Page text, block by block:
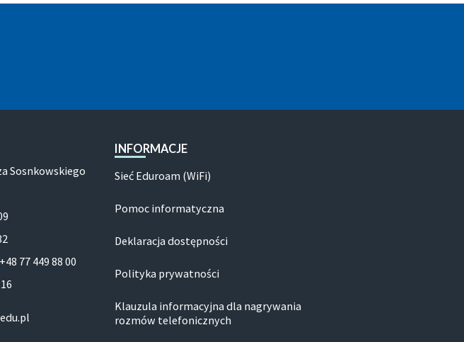
Sosnkowskiego
77 449 88 00
INFORMACJE
Sieć Eduroam (WiFi)
Pomoc informatyczna
Deklaracja dostępności
Polityka prywatności
Klauzula informacyjna dla nagrywania
rozmów telefonicznych